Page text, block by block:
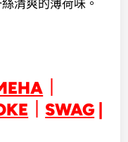
清爽的薄荷味。
｜SWAG|